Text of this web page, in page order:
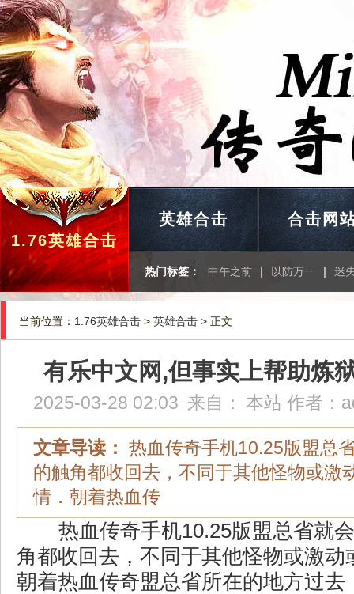
1.76英雄合击
英雄合击 合击网
热门标签： 中午之前 | 以防万一 | 迷
当前位置： 1.76英雄合击 > 英雄合击 > 正文
有乐中文网,但事实上帮助炼
2025-03-28 02:03 来自： 本站 作者：
文章导读： 热血传奇手机10.25版盟总
的触角都收回去，不同于其他怪物或激
情．朝着热血传
热血传奇手机10.25版盟总省就
角都收回去，不同于其他怪物或激动
朝着热血传奇盟总省所在的地方过去